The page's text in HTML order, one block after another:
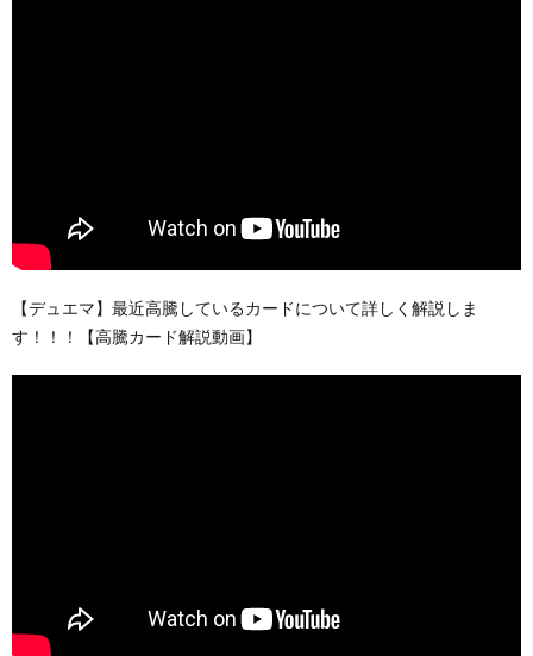
【デュエマ】最近高騰しているカードについて詳しく解説しま
す！！！【高騰カード解説動画】